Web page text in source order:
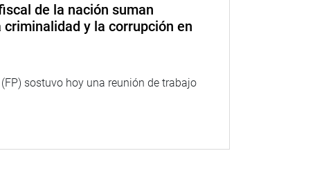
de la nación suman
y la corrupción en
sostuvo hoy una reunión de trabajo